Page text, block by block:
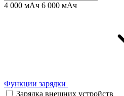
4 000 мАч 6 000 мАч
Функции зарядки
Зарядка внешних устройств